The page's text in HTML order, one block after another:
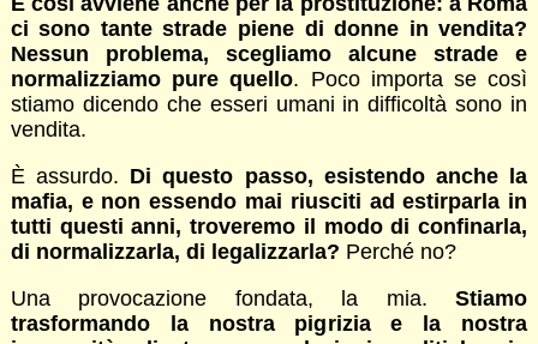
ci sono tante strade piene di donne in vendita?
Nessun problema, scegliamo alcune strade e
normalizziamo pure quello. Poco importa se così
stiamo dicendo che esseri umani in difficoltà sono in
vendita.
È assurdo. Di questo passo, esistendo anche la
mafia, e non essendo mai riusciti ad estirparla in
tutti questi anni, troveremo il modo di confinarla,
di normalizzarla, di legalizzarla? Perché no?
Una provocazione fondata, la mia.Stiamo
trasformando la nostra pigrizia e la nostra